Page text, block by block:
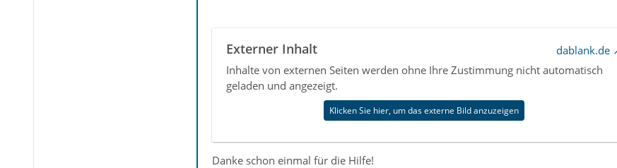
Externer Inhalt
dablank.de
Inhalte von externen Seiten werden ohne Ihre Zustimmung nicht automatisch
geladen und angezeigt.
Klicken Sie hier, um das externe Bild anzuzeigen
Danke schon einmal für die Hilfe!